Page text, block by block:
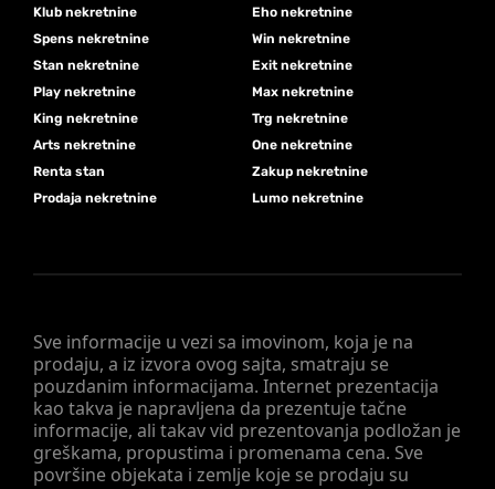
Sve informacije u vezi sa imovinom, koja je na
prodaju, a iz izvora ovog sajta, smatraju se
pouzdanim informacijama. Internet prezentacija
kao takva je napravljena da prezentuje tačne
informacije, ali takav vid prezentovanja podložan je
greškama, propustima i promenama cena. Sve
površine objekata i zemlje koje se prodaju su
Klub nekretnine
Eho nekretnine
Spens nekretnine
Win nekretnine
Stan nekretnine
Exit nekretnine
Play nekretnine
Max nekretnine
King nekretnine
Trg nekretnine
Arts nekretnine
One nekretnine
Renta stan
Zakup nekretnine
Prodaja nekretnine
Lumo nekretnine